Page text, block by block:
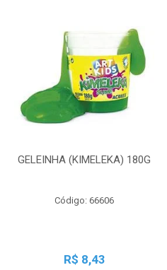
GELEINHA (KIMELEKA) 180G
Código: 66606
R$ 8,43